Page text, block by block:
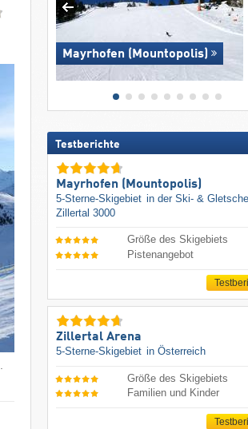
Mayrhofen (Mountopolis)
Testberichte
Mayrhofen (Mountopolis)
5-Sterne-Skigebiet in der Ski- &
Zillertal 3000
Größe des Skigebiets
Pistenangebot
Zillertal Arena
5-Sterne-Skigebiet in Österreich
Größe des Skigebiets
Familien und Kinder